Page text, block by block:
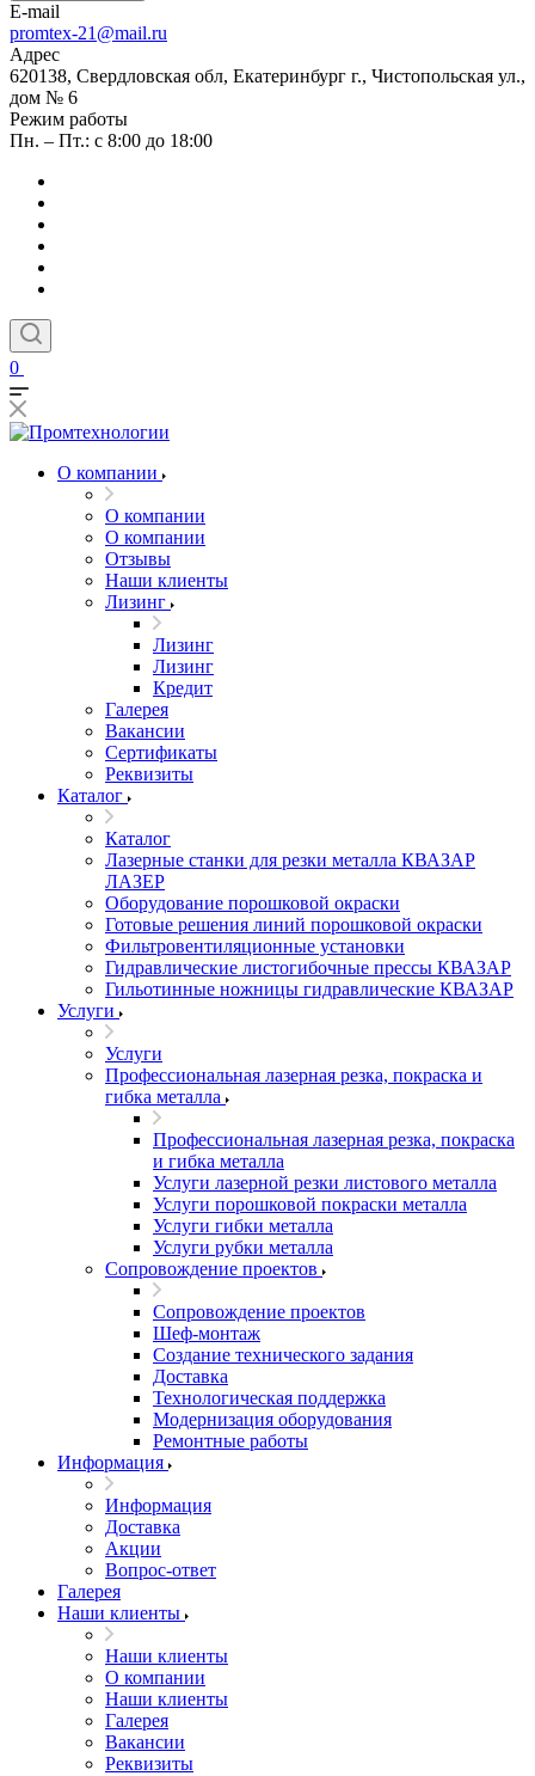
E-mail
promtex-21@mail.ru
Адрес
620138, Свердловская обл, Екатеринбург г., Чистопольская ул.,
дом № 6
Режим работы
Пн. – Пт.: с 8:00 до 18:00
0
О компании
О компании
О компании
Отзывы
Наши клиенты
Лизинг
Лизинг
Лизинг
Кредит
Галерея
Вакансии
Сертификаты
Реквизиты
Каталог
Каталог
Лазерные станки для резки металла КВАЗАР
ЛАЗЕР
Оборудование порошковой окраски
Готовые решения линий порошковой окраски
Фильтровентиляционные установки
Гидравлические листогибочные прессы КВАЗАР
Гильотинные ножницы гидравлические КВАЗАР
Услуги
Услуги
Профессиональная лазерная резка, покраска и
гибка металла
Профессиональная лазерная резка, покраска
и гибка металла
Услуги лазерной резки листового металла
Услуги порошковой покраски металла
Услуги гибки металла
Услуги рубки металла
Сопровождение проектов
Сопровождение проектов
Шеф-монтаж
Создание технического задания
Доставка
Технологическая поддержка
Модернизация оборудования
Ремонтные работы
Информация
Информация
Доставка
Акции
Вопрос-ответ
Галерея
Наши клиенты
Наши клиенты
О компании
Наши клиенты
Галерея
Вакансии
Реквизиты